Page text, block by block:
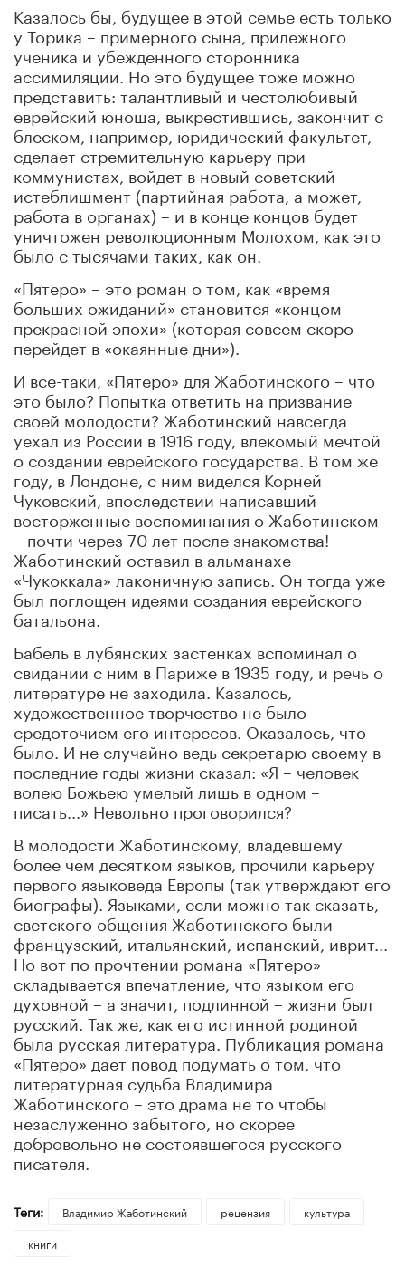
Казалось бы, будущее в этой семье есть только
у Торика – примерного сына, прилежного
ученика и убежденного сторонника
ассимиляции. Но это будущее тоже можно
представить: талантливый и честолюбивый
еврейский юноша, выкрестившись, закончит с
блеском, например, юридический факультет,
сделает стремительную карьеру при
коммунистах, войдет в новый советский
истеблишмент (партийная работа, а может,
работа в органах) – и в конце концов будет
уничтожен революционным Молохом, как это
было с тысячами таких, как он.
«Пятеро» – это роман о том, как «время
больших ожиданий» становится «концом
прекрасной эпохи» (которая совсем скоро
перейдет в «окаянные дни»).
И все-таки, «Пятеро» для Жаботинского – что
это было? Попытка ответить на призвание
своей молодости? Жаботинский навсегда
уехал из России в 1916 году, влекомый мечтой
о создании еврейского государства. В том же
году, в Лондоне, с ним виделся Корней
Чуковский, впоследствии написавший
восторженные воспоминания о Жаботинском
– почти через 70 лет после знакомства!
Жаботинский оставил в альманахе
«Чукоккала» лаконичную запись. Он тогда уже
был поглощен идеями создания еврейского
батальона.
Бабель в лубянских застенках вспоминал о
свидании с ним в Париже в 1935 году, и речь о
литературе не заходила. Казалось,
художественное творчество не было
средоточием его интересов. Оказалось, что
было. И не случайно ведь секретарю своему в
последние годы жизни сказал: «Я – человек
волею Божьею умелый лишь в одном –
писать...» Невольно проговорился?
В молодости Жаботинскому, владевшему
более чем десятком языков, прочили карьеру
первого языковеда Европы (так утверждают его
биографы). Языками, если можно так сказать,
светского общения Жаботинского были
французский, итальянский, испанский, иврит...
Но вот по прочтении романа «Пятеро»
складывается впечатление, что языком его
духовной – а значит, подлинной – жизни был
русский. Так же, как его истинной родиной
была русская литература. Публикация романа
«Пятеро» дает повод подумать о том, что
литературная судьба Владимира
Жаботинского – это драма не то чтобы
незаслуженно забытого, но скорее
добровольно не состоявшегося русского
писателя.
Теги: Владимир Жаботинский рецензия
культура
книги